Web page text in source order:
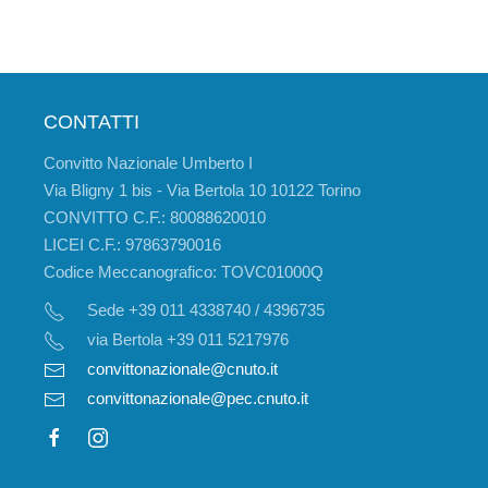
CONTATTI
Convitto Nazionale Umberto I
Via Bligny 1 bis - Via Bertola 10 10122 Torino
CONVITTO C.F.: 80088620010
LICEI C.F.: 97863790016
Codice Meccanografico: TOVC01000Q
Sede +39 011 4338740 / 4396735
via Bertola +39 011 5217976
convittonazionale@cnuto.it
convittonazionale@pec.cnuto.it